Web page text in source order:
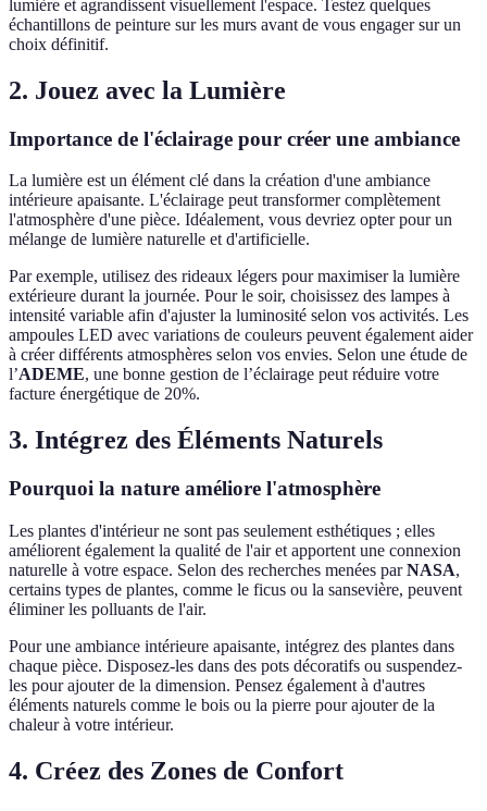
lumière et agrandissent visuellement l'espace. Testez quelques
échantillons de peinture sur les murs avant de vous engager sur un
choix définitif.
2. Jouez avec la Lumière
Importance de l'éclairage pour créer une ambiance
La lumière est un élément clé dans la création d'une ambiance
intérieure apaisante. L'éclairage peut transformer complètement
l'atmosphère d'une pièce. Idéalement, vous devriez opter pour un
mélange de lumière naturelle et d'artificielle.
Par exemple, utilisez des rideaux légers pour maximiser la lumière
extérieure durant la journée. Pour le soir, choisissez des lampes à
intensité variable afin d'ajuster la luminosité selon vos activités. Les
ampoules LED avec variations de couleurs peuvent également aider
à créer différents atmosphères selon vos envies. Selon une étude de
l’ADEME, une bonne gestion de l’éclairage peut réduire votre
facture énergétique de 20%.
3. Intégrez des Éléments Naturels
Pourquoi la nature améliore l'atmosphère
Les plantes d'intérieur ne sont pas seulement esthétiques ; elles
améliorent également la qualité de l'air et apportent une connexion
naturelle à votre espace. Selon des recherches menées parNASA,
certains types de plantes, comme le ficus ou la sansevière, peuvent
éliminer les polluants de l'air.
Pour une ambiance intérieure apaisante, intégrez des plantes dans
chaque pièce. Disposez-les dans des pots décoratifs ou suspendez-
les pour ajouter de la dimension. Pensez également à d'autres
éléments naturels comme le bois ou la pierre pour ajouter de la
chaleur à votre intérieur.
4. Créez des Zones de Confort